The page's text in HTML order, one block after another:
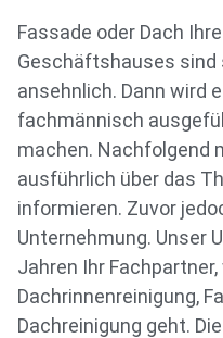
Fassade oder Dach
Geschäftshauses sind
ansehnlich. Dann wird
fachmännisch
machen. Nachfolgend
ausführlich über das
informieren. Zuvor
Unternehmung. Unser
Jahren Ihr
Dachrinnenreinigung,
Dachreinigung geht.